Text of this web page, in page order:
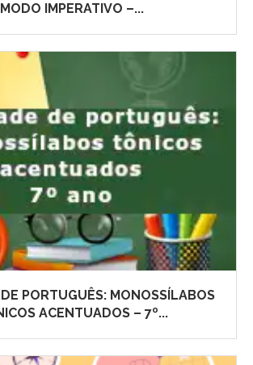
MODO IMPERATIVO –...
PORTUGUÊS: MONOSSÍLABOS
ACENTUADOS – 7º...